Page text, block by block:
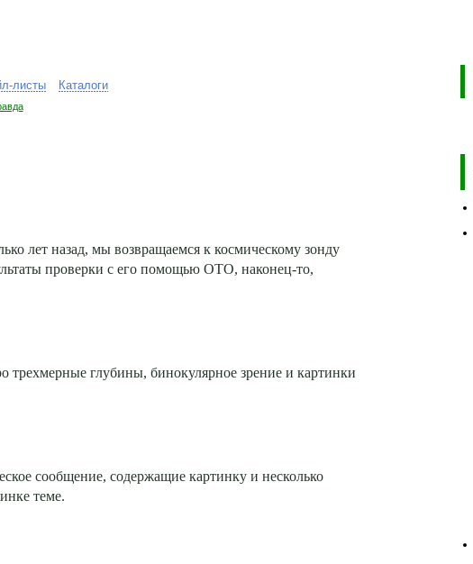
листы Каталоги
лет назад, мы возвращаемся к космическому зонду
проверки с его помощью ОТО, наконец-то,
трехмерные глубины, бинокулярное зрение и картинки
сообщение, содержащие картинку и несколько
теме.